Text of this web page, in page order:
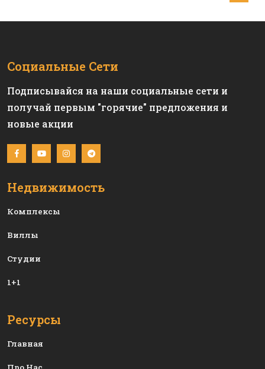
Социальные Сети
Подписывайся на наши социальные сети и
получай первым "горячие" предложения и
новые акции
Недвижимость
Комплексы
Виллы
Студии
1+1
Ресурсы
Главная